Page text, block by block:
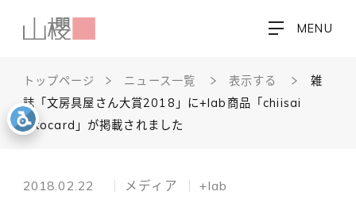
MENU
トップページ ニュース一覧 表示する
雑
誌「文房具屋さん大賞2018」に+lab商品「chiisai
futocard」が掲載されました
2018.02.22 メディア +lab